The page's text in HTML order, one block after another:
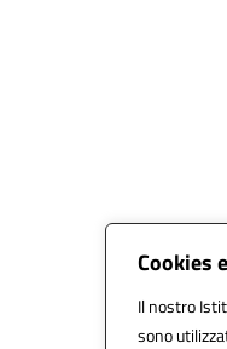
Cookies
Il nostro
sono